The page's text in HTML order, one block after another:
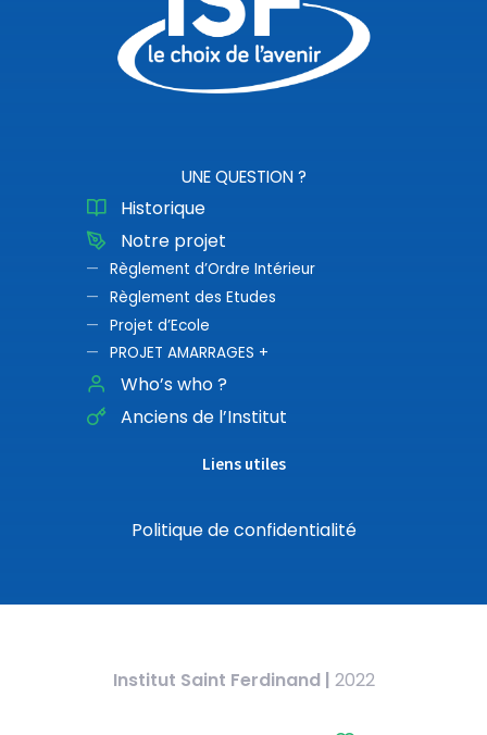
UNE QUESTION ?
Historique
Notre projet
Règlement d’Ordre Intérieur
Règlement des Etudes
Projet d’Ecole
PROJET AMARRAGES +
Who’s who ?
Anciens de l’Institut
Liens utiles
Politique de confidentialité
Institut Saint Ferdinand | 2022